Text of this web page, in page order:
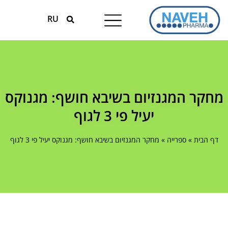
RU
מחקר המגנזיום בשיבא חושף: מגנוקס
יעיל פי 3 לגוף
דף הבית »ספרייה » מחקר המגנזיום בשיבא חושף: מגנוקס יעיל פי 3 לגוף